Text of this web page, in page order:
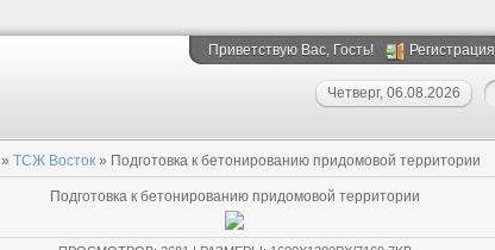
Приветствую Вас, Гость! Регистрация
Четверг, 06.08.2026
» ТСЖ Восток » Подготовка к бетонированию придомовой территории
Подготовка к бетонированию придомовой территории